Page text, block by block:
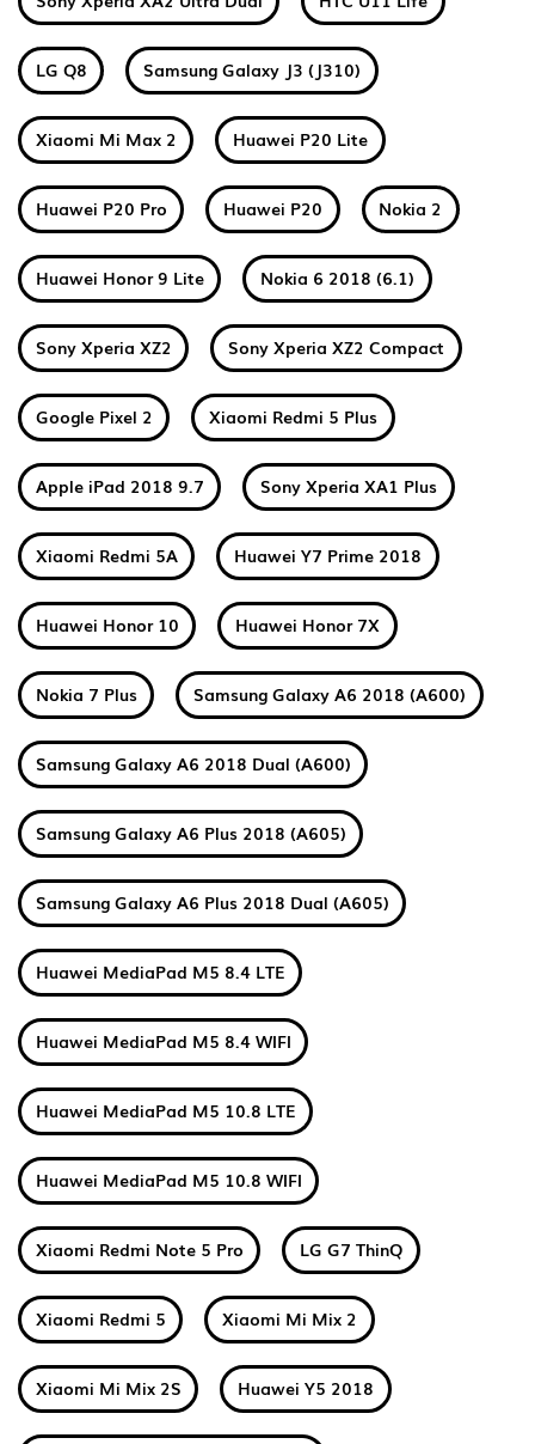
LG Q8 Samsung Galaxy J3 (J310)
Xiaomi Mi Max 2 Huawei P20 Lite
Huawei P20 Pro Huawei P20 Nokia 2
Huawei Honor 9 Lite Nokia 6 2018 (6.1)
Sony Xperia XZ2 Sony Xperia XZ2 Compact
Google Pixel 2 Xiaomi Redmi 5 Plus
Apple iPad 2018 9.7 Sony Xperia XA1 Plus
Xiaomi Redmi 5A Huawei Y7 Prime 2018
Huawei Honor 10 Huawei Honor 7X
Nokia 7 Plus Samsung Galaxy A6 2018 (A600)
Samsung Galaxy A6 2018 Dual (A600)
Samsung Galaxy A6 Plus 2018 (A605)
Samsung Galaxy A6 Plus 2018 Dual (A605)
Huawei MediaPad M5 8.4 LTE
Huawei MediaPad M5 8.4 WIFI
Huawei MediaPad M5 10.8 LTE
Huawei MediaPad M5 10.8 WIFI
Xiaomi Redmi Note 5 Pro LG G7 ThinQ
Xiaomi Redmi 5 Xiaomi Mi Mix 2
Xiaomi Mi Mix 2S Huawei Y5 2018